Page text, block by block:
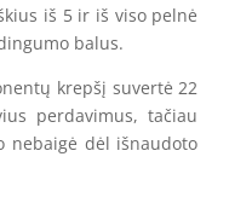
iš 5 ir iš viso pelnė
balus.
krepšį suvertė 22
perdavimus, tačiau
nebaigė dėl išnaudoto